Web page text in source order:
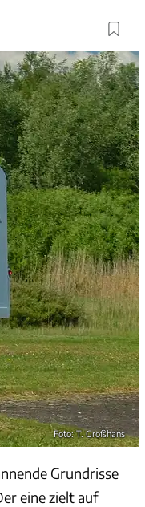
Foto: T. Großhans
Grundrisse
eine zielt auf